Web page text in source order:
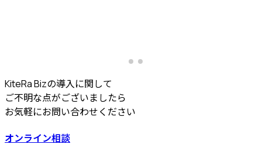
KiteRa Bizの導入に関して
ご不明な点がございましたら
お気軽にお問い合わせください
オンライン相談